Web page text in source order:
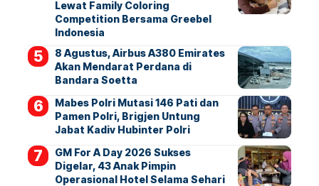
Lewat Family Coloring
Competition Bersama Greebel
Indonesia
8 Agustus, Airbus A380 Emirates
Akan Mendarat Perdana di
Bandara Soetta
Mabes Polri Mutasi 146 Pati dan
Pamen Polri, Brigjen Untung
Jabat Kadiv Hubinter Polri
GM For A Day 2026 Sukses
Digelar, 43 Anak Pimpin
Operasional Hotel Selama Sehari